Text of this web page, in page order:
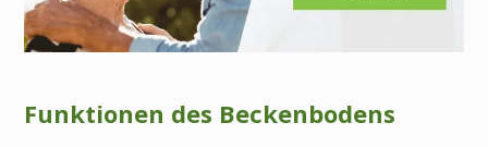
Funktionen des Beckenbodens